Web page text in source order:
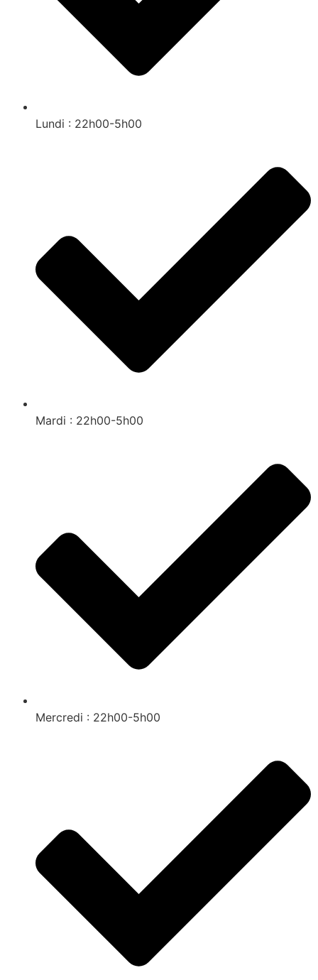
Lundi : 22h00-5h00
Mardi : 22h00-5h00
Mercredi : 22h00-5h00